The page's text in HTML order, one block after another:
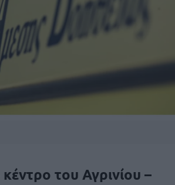
του Αγρινίου –